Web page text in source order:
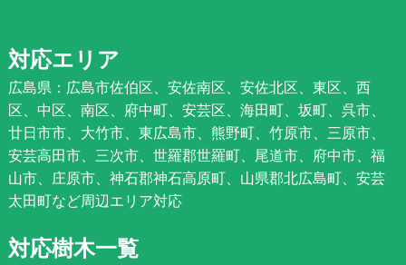
対応エリア
広島県：広島市佐伯区、安佐南区、安佐北区、東区、西
区、中区、南区、府中町、安芸区、海田町、坂町、呉市、
廿日市市、大竹市、東広島市、熊野町、竹原市、三原市、
安芸高田市、三次市、世羅郡世羅町、尾道市、府中市、福
山市、庄原市、神石郡神石高原町、山県郡北広島町、安芸
太田町など周辺エリア対応
対応樹木一覧